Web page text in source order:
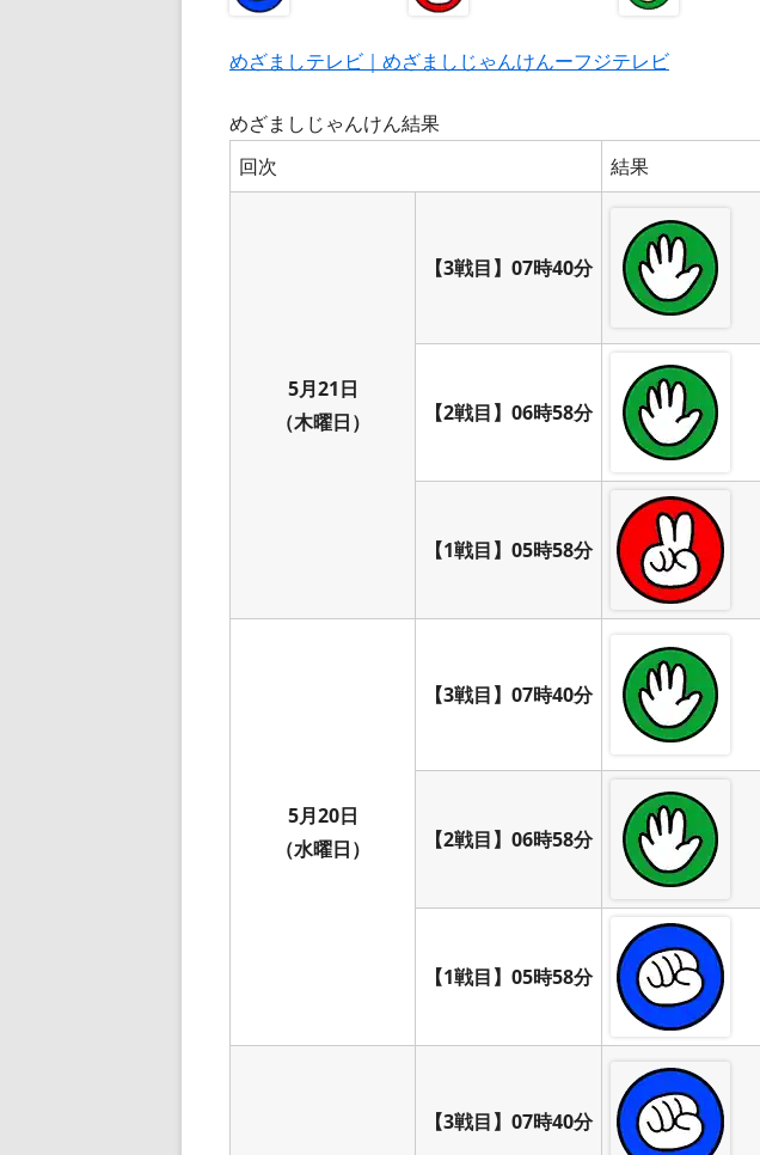
めざましテレビ｜めざましじゃんけんーフジテレビ
めざましじゃんけん結果
回次
結果
5月21日
（木曜日）
【3戦目】07時40分
【2戦目】06時58分
【1戦目】05時58分
5月20日
（水曜日）
【3戦目】07時40分
【2戦目】06時58分
【1戦目】05時58分
【3戦目】07時40分